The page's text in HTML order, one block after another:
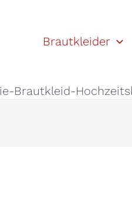
Brautkleider
Brautkleid-